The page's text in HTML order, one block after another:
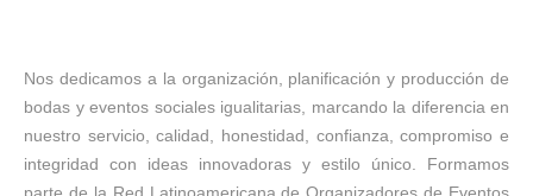
Nos dedicamos a la organización, planificación y producción de
bodas y eventos sociales igualitarias, marcando la diferencia en
nuestro servicio, calidad, honestidad, confianza, compromiso e
integridad con ideas innovadoras y estilo único. Formamos